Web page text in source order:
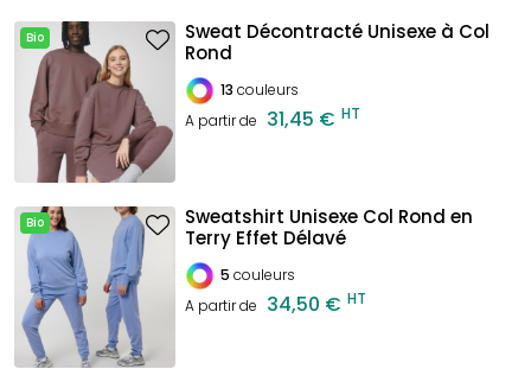
Bio
Sweat Décontracté Unisexe à Col
Rond
13 couleurs
A partir de 31,45 € HT
Bio
Sweatshirt Unisexe Col Rond en
Terry Effet Délavé
5 couleurs
A partir de 34,50 € HT